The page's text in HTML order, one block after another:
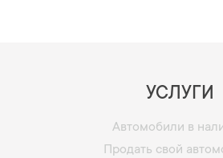
УСЛУГИ
Автомобили в
Продать свой